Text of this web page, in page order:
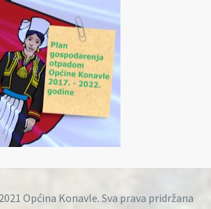
Općina Konavle. Sva prava pridržana